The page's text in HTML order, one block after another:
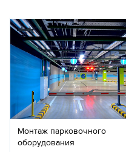
Монтаж парковочного
оборудования